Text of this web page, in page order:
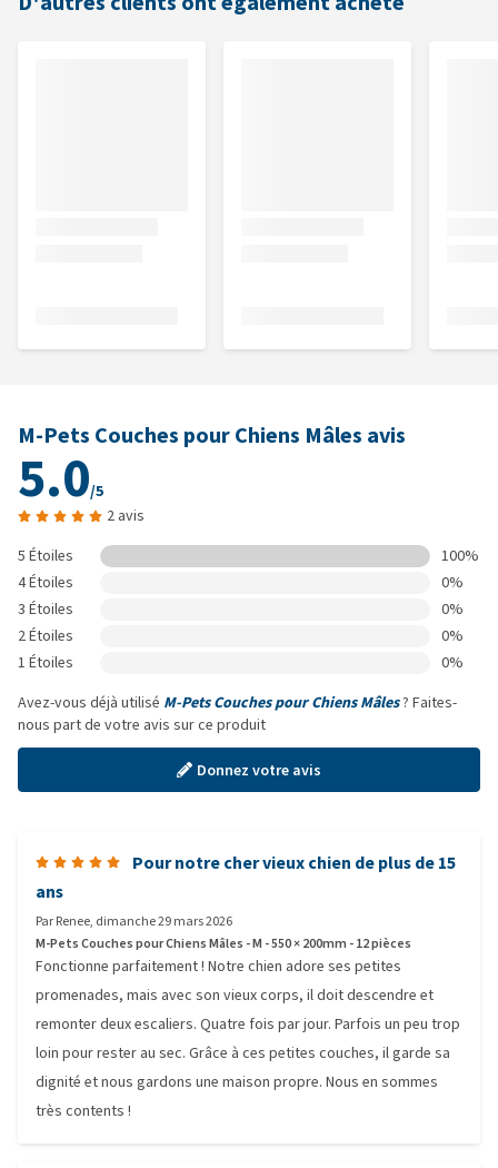
M-Pets Couches pour Chiens Mâles avis
5.0/5
2 avis
5 Étoiles
100%
4 Étoiles
0%
3 Étoiles
0%
2 Étoiles
0%
1 Étoiles
0%
Avez-vous déjà utilisé M-Pets Couches pour Chiens Mâles? Faites-
nous part de votre avis sur ce produit
Donnez votre avis
Pour notre cher vieux chien de plus de 15
ans
ParRenee, dimanche 29 mars 2026
M-Pets Couches pour Chiens Mâles - M - 550 × 200mm - 12 pièces
Fonctionne parfaitement ! Notre chien adore ses petites
promenades, mais avec son vieux corps, il doit descendre et
remonter deux escaliers. Quatre fois par jour. Parfois un peu trop
loin pour rester au sec. Grâce à ces petites couches, il garde sa
dignité et nous gardons une maison propre. Nous en sommes
très contents !